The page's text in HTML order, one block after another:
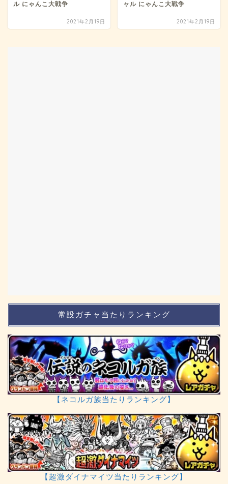
ル にゃんこ大戦争
2021年2月19日
ャル にゃんこ大戦争
2021年2月19日
常設ガチャ当たりランキング
【ネコルガ族当たりランキング】
【超激ダイナマイツ当たりランキング】